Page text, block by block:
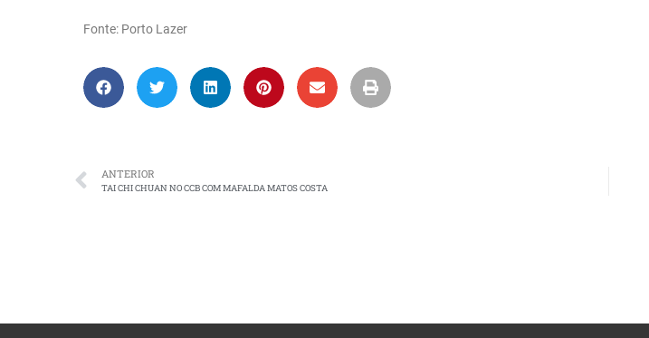
Fonte: Porto Lazer
ANTERIOR
TAI CHI CHUAN NO CCB COM MAFALDA MATOS COSTA